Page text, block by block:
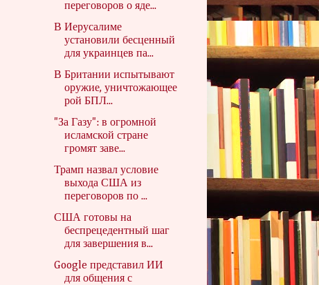
переговоров о яде...
В Иерусалиме
установили бесценный
для украинцев па...
В Британии испытывают
оружие, уничтожающее
рой БПЛ...
"За Газу": в огромной
исламской стране
громят заве...
Трамп назвал условие
выхода США из
переговоров по ...
США готовы на
беспрецедентный шаг
для завершения в...
Google представил ИИ
для общения с